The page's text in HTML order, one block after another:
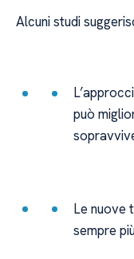
Alcuni studi
può
Le nuove
sempre